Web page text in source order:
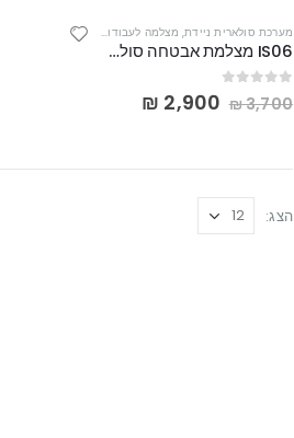
מערכת סולארית ניידת, מצלמה לעבודות עפר ,מצלמות
IS06 מצלמת אבטחה סולארית מקצועית סלולרית אלחוטית 4G+WIFI אבטחת שטח/ חקלאות/ בניין/ עבודות עפר.
₪3,700
₪ 2,900
הצג: